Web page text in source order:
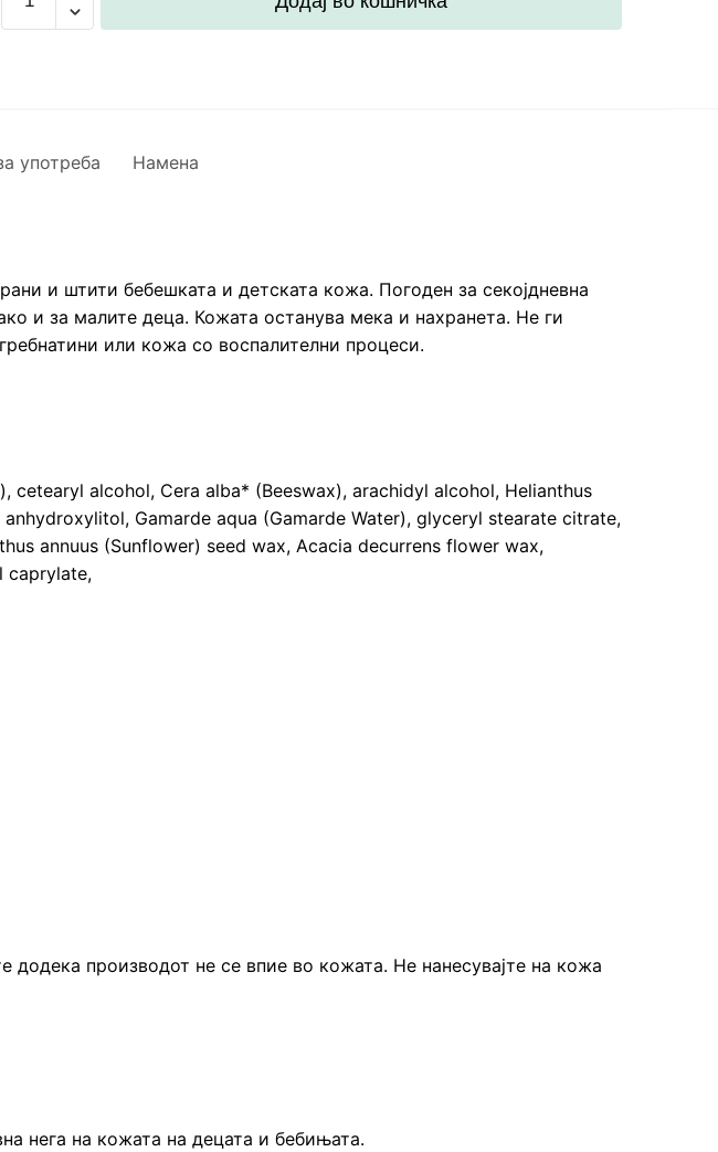
крема
ml
употреба Намена
и штити бебешката и детската кожа. Погоден за секојдневна
и за малите деца. Кожата останува мека и нахранета. Не ги
или кожа со воспалителни процеси.
cetearyl alcohol, Cera alba* (Beeswax), arachidyl alcohol, Helianthus
Gamarde aqua (Gamarde Water), glyceryl stearate citrate,
annuus (Sunflower) seed wax, Acacia decurrens flower wax,
caprylate,
производот не се впие во кожата. Не нанесувајте на кожа
нега на кожата на децата и бебињата.